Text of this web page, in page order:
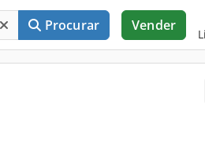
Procurar Vender